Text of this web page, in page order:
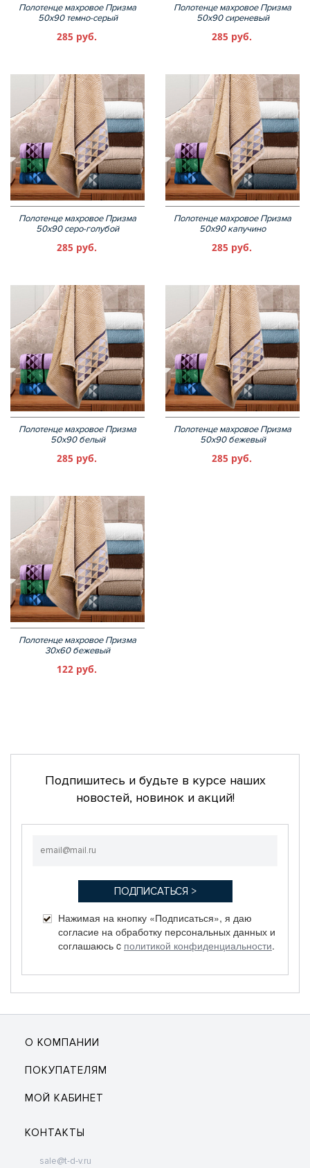
Полотенце махровое Призма
50х90 темно-серый
285 руб.
Полотенце махровое Призма
50х90 сиреневый
285 руб.
Полотенце махровое Призма
50х90 серо-голубой
285 руб.
Полотенце махровое Призма
50х90 капучино
285 руб.
Полотенце махровое Призма
50х90 белый
285 руб.
Полотенце махровое Призма
50х90 бежевый
285 руб.
Полотенце махровое Призма
30х60 бежевый
122 руб.
Подпишитесь и будьте в курсе наших
новостей, новинок и акций!
Нажимая на кнопку «Подписаться», я даю
согласие на обработку персональных данных и
соглашаюсь c политикой конфиденциальности.
О КОМПАНИИ
ПОКУПАТЕЛЯМ
МОЙ КАБИНЕТ
КОНТАКТЫ
sale@t-d-v.ru